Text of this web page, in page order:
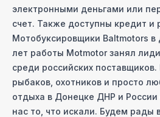
электронными деньгами или
счет. Также доступны кредит и
Мотобуксировщики Baltmotors в
лет работы Motmotor занял
среди российских поставщиков.
рыбаков, охотников и просто
отдыха в Донецке ДНР и
нас то, что искали. Будем рады